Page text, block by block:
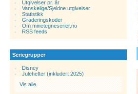
Utgivelser pr. år
Vanskelige/Sjeldne utgivelser
Statistikk
Graderingskoder
Om minetegneserier.no
RSS feeds
Seriegrupper
Disney
Julehefter (inkludert 2025)
Vis alle